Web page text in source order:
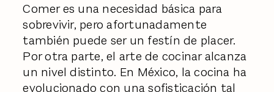
Comer es una necesidad básica para
sobrevivir, pero afortunadamente
también puede ser un festín de placer.
Por otra parte, el arte de cocinar alcanza
un nivel distinto. En México, la cocina ha
evolucionado con una sofisticación tal